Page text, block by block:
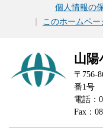
個人情報の
このホームペー
山陽
〒756-
番1号
電話：
Fax：